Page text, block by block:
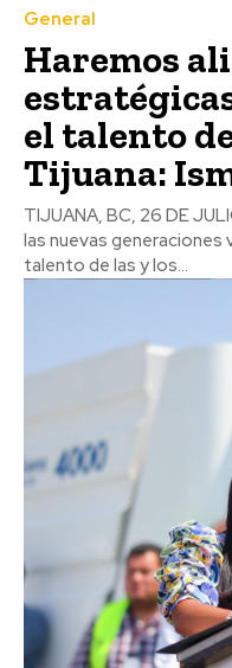
General
Haremos
el talento
Tijuana:
TIJUANA, BC, 26 DE
las nuevas generaciones
talento de las y los...